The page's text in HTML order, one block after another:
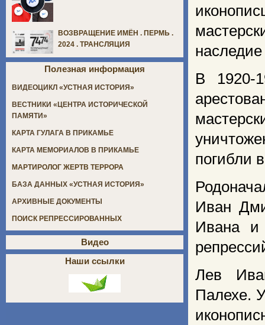
В 1920-
погибли
Иван
Ивана и
Лев
Палехе.
ВОЗВРАЩЕНИЕ ИМЁН . ПЕРМЬ .
2024 . ТРАНСЛЯЦИЯ
Полезная информация
ВИДЕОЦИКЛ «УСТНАЯ ИСТОРИЯ»
ВЕСТНИКИ «ЦЕНТРА ИСТОРИЧЕСКОЙ
ПАМЯТИ»
КАРТА ГУЛАГА В ПРИКАМЬЕ
КАРТА МЕМОРИАЛОВ В ПРИКАМЬЕ
МАРТИРОЛОГ ЖЕРТВ ТЕРРОРА
БАЗА ДАННЫХ «УСТНАЯ ИСТОРИЯ»
АРХИВНЫЕ ДОКУМЕНТЫ
ПОИСК РЕПРЕССИРОВАННЫХ
Видео
Наши ссылки